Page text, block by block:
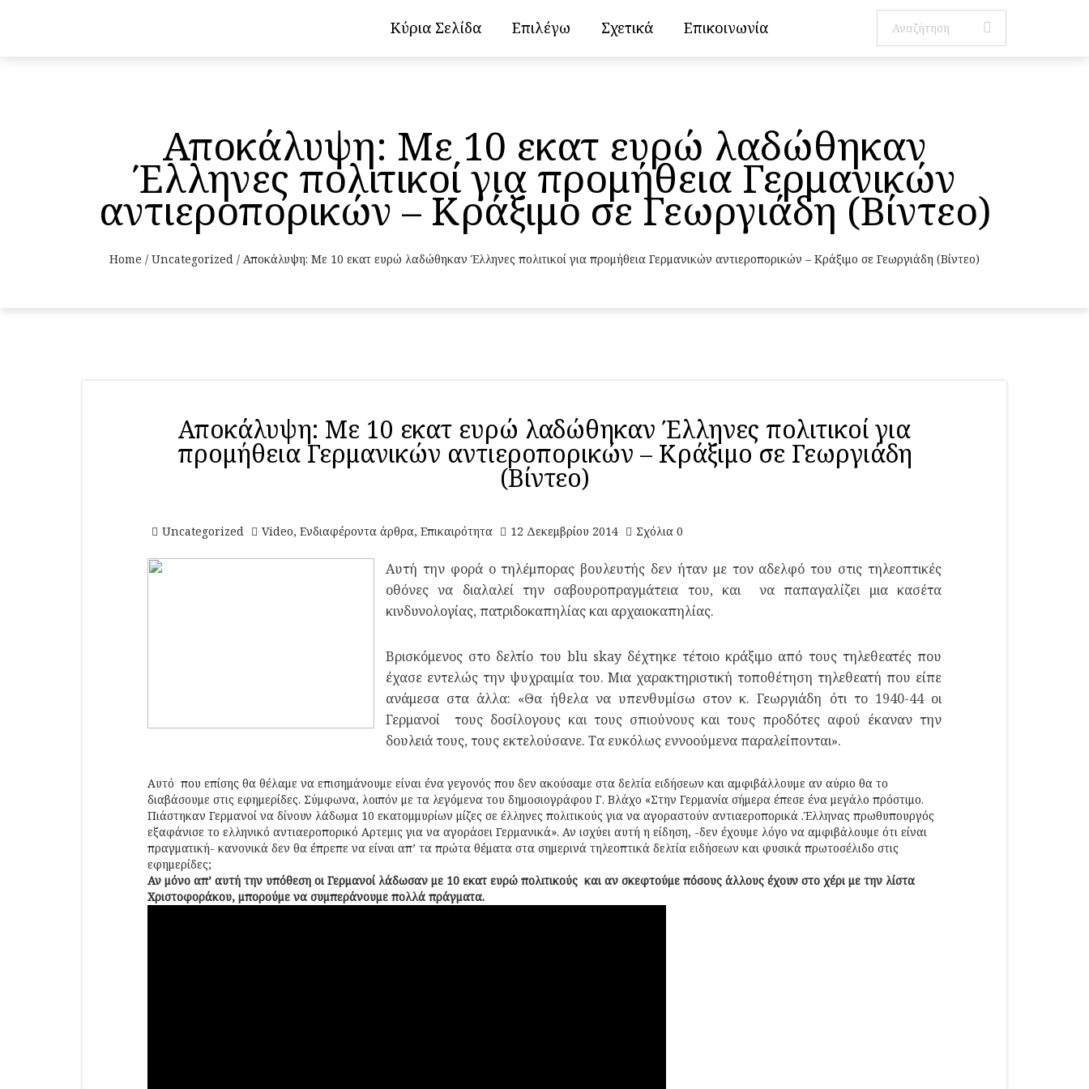
Κύρια Σελίδα Επιλέγω Σχετικά Επικοινωνία
Αποκάλυψη: Με 10 εκατ ευρώ λαδώθηκαν
Έλληνες πολιτικοί για προμήθεια Γερμανικών
αντιεροπορικών – Κράξιμο σε Γεωργιάδη (Βίντεο)
Home / Uncategorized / Αποκάλυψη: Με 10 εκατ ευρώ λαδώθηκαν Έλληνες πολιτικοί για προμήθεια Γερμανικών αντιεροπορικών – Κράξιμο σε Γεωργιάδη (Βίντεο)
Αποκάλυψη: Με 10 εκατ ευρώ λαδώθηκαν Έλληνες πολιτικοί για
προμήθεια Γερμανικών αντιεροπορικών – Κράξιμο σε Γεωργιάδη
(Βίντεο)
Uncategorized Video, Ενδιαφέροντα άρθρα, Επικαιρότητα 12 Δεκεμβρίου 2014 Σχόλια 0
Αυτή την φορά ο τηλέμπορας βουλευτής δεν ήταν με τον αδελφό του στις τηλεοπτικές
οθόνες να διαλαλεί την σαβουροπραγμάτεια του, και να παπαγαλίζει μια κασέτα
κινδυνολογίας, πατριδοκαπηλίας και αρχαιοκαπηλίας.
Βρισκόμενος στο δελτίο του blu skay δέχτηκε τέτοιο κράξιμο από τους τηλεθεατές που
έχασε εντελώς την ψυχραιμία του. Μια χαρακτηριστική τοποθέτηση τηλεθεατή που είπε
ανάμεσα στα άλλα: «Θα ήθελα να υπενθυμίσω στον κ. Γεωργιάδη ότι το 1940-44 οι
Γερμανοί τους δοσίλογους και τους σπιούνους και τους προδότες αφού έκαναν την
δουλειά τους, τους εκτελούσανε. Τα ευκόλως εννοούμενα παραλείπονται».
Αυτό που επίσης θα θέλαμε να επισημάνουμε είναι ένα γεγονός που δεν ακούσαμε στα δελτία ειδήσεων και αμφιβάλλουμε αν αύριο θα το
διαβάσουμε στις εφημερίδες. Σύμφωνα, λοιπόν με τα λεγόμενα του δημοσιογράφου Γ. Βλάχο «Στην Γερμανία σήμερα έπεσε ένα μεγάλο πρόστιμο.
Πιάστηκαν Γερμανοί να δίνουν λάδωμα 10 εκατομμυρίων μίζες σε έλληνες πολιτικούς για να αγοραστούν αντιαεροπορικά .Έλληνας πρωθυπουργός
εξαφάνισε το ελληνικό αντιαεροπορικό Αρτεμις για να αγοράσει Γερμανικά». Αν ισχύει αυτή η είδηση, -δεν έχουμε λόγο να αμφιβάλουμε ότι είναι
πραγματική- κανονικά δεν θα έπρεπε να είναι απ’ τα πρώτα θέματα στα σημερινά τηλεοπτικά δελτία ειδήσεων και φυσικά πρωτοσέλιδο στις
εφημερίδες;
Αν μόνο απ’ αυτή την υπόθεση οι Γερμανοί λάδωσαν με 10 εκατ ευρώ πολιτικούς και αν σκεφτούμε πόσους άλλους έχουν στο χέρι με την λίστα
Χριστοφοράκου, μπορούμε να συμπεράνουμε πολλά πράγματα.